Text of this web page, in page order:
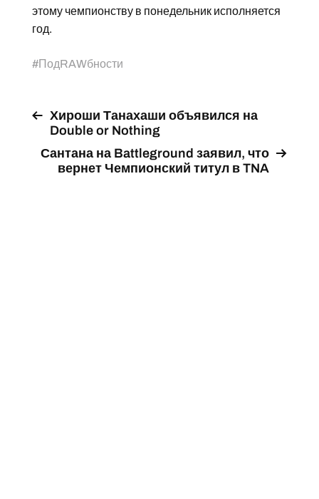
этому чемпионству в понедельник исполняется
год.
#ПодRAWбности
Хироши Танахаши объявился на
Double or Nothing
Сантана на Battleground заявил, что
вернет Чемпионский титул в TNA